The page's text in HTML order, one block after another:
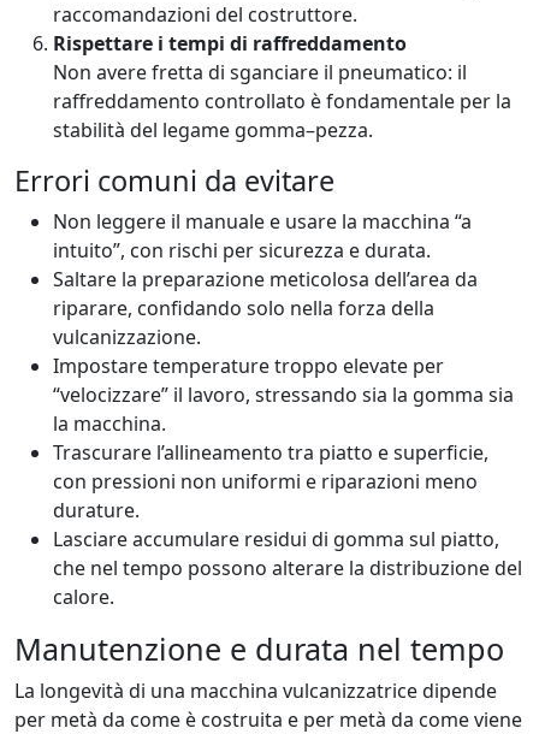
raccomandazioni del costruttore.
Rispettare i tempi di raffreddamento
Non avere fretta di sganciare il pneumatico: il
raffreddamento controllato è fondamentale per la
stabilità del legame gomma–pezza.
Errori comuni da evitare
Non leggere il manuale e usare la macchina “a
intuito”, con rischi per sicurezza e durata.
Saltare la preparazione meticolosa dell’area da
riparare, confidando solo nella forza della
vulcanizzazione.
Impostare temperature troppo elevate per
“velocizzare” il lavoro, stressando sia la gomma sia
la macchina.
Trascurare l’allineamento tra piatto e superficie,
con pressioni non uniformi e riparazioni meno
durature.
Lasciare accumulare residui di gomma sul piatto,
che nel tempo possono alterare la distribuzione del
calore.
Manutenzione e durata nel tempo
La longevità di una macchina vulcanizzatrice dipende
per metà da come è costruita e per metà da come viene